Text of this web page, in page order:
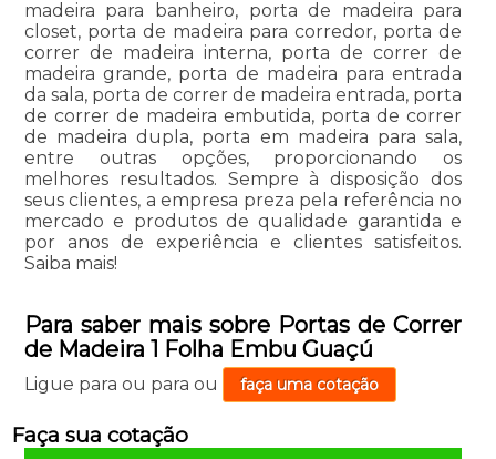
madeira para banheiro, porta de madeira para
closet, porta de madeira para corredor, porta de
correr de madeira interna, porta de correr de
madeira grande, porta de madeira para entrada
da sala, porta de correr de madeira entrada, porta
de correr de madeira embutida, porta de correr
de madeira dupla, porta em madeira para sala,
entre outras opções, proporcionando os
melhores resultados. Sempre à disposição dos
seus clientes, a empresa preza pela referência no
mercado e produtos de qualidade garantida e
por anos de experiência e clientes satisfeitos.
Saiba mais!
Para saber mais sobre Portas de Correr
de Madeira 1 Folha Embu Guaçú
Ligue para ou para ou faça uma cotação
Faça sua cotação